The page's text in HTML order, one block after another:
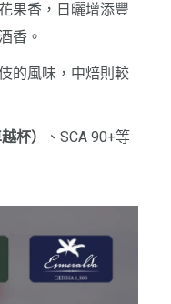
果香，日曬增添豐
香。
的風味，中焙則較
杯）
、SCA 90+等